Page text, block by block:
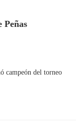
Peñas
campeón del torneo